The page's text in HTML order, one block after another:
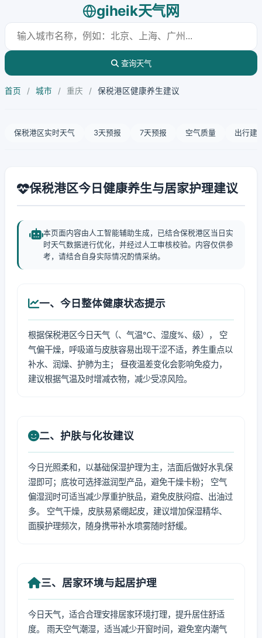
giheik天气网
查询天气
首页 / 城市 / 重庆 / 保税港区健康养生建议
保税港区实时天气 3天预报 7天预报 空气质量 出行建
保税港区今日健康养生与居家护理建议
本页面内容由人工智能辅助生成，已结合保税港区当日实
时天气数据进行优化，并经过人工审核校验。内容仅供参
考，请结合自身实际情况酌情采纳。
一、今日整体健康状态提示
根据保税港区今日天气（、气温℃、湿度%、级）， 空
气偏干燥，呼吸道与皮肤容易出现干涩不适，养生重点以
补水、润燥、护肺为主； 昼夜温差变化会影响免疫力，
建议根据气温及时增减衣物，减少受凉风险。
二、护肤与化妆建议
今日光照柔和，以基础保湿护理为主，洁面后做好水乳保
湿即可；底妆可选择滋润型产品，避免干燥卡粉； 空气
偏湿润时可适当减少厚重护肤品，避免皮肤闷痘、出油过
多。 空气干燥，皮肤易紧绷起皮，建议增加保湿精华、
面膜护理频次，随身携带补水喷雾随时舒缓。
三、居家环境与起居护理
今日天气，适合合理安排居家环境打理，提升居住舒适
度。 雨天空气潮湿，适当减少开窗时间，避免室内潮气